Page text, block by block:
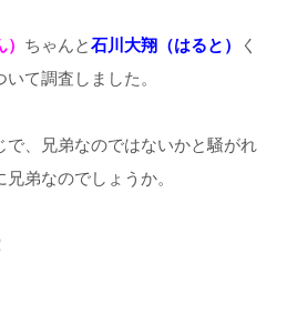
ちゃんと石川大翔（はると）
く
て調査しました。
で、兄弟なのではないかと騒がれ
弟なのでしょうか。